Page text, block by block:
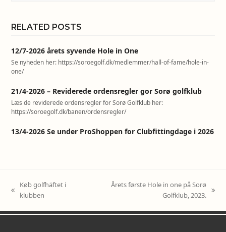
RELATED POSTS
12/7-2026 årets syvende Hole in One
Se nyheden her: https://soroegolf.dk/medlemmer/hall-of-fame/hole-in-
one/
21/4-2026 – Reviderede ordensregler gor Sorø golfklub
Læs de reviderede ordensregler for Sorø Golfklub her:
https://soroegolf.dk/banen/ordensregler/
13/4-2026 Se under ProShoppen for Clubfittingdage i 2026
previous
Køb golfhäftet i
klubben
Årets første Hole in one på Sorø
Golfklub, 2023.